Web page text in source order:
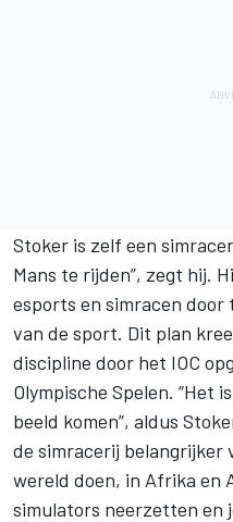
Stoker is zelf een
Mans te rijden”, zegt hij.
esports en simracen
van de sport. Dit plan
discipline door het IOC
Olympische Spelen. “Het
beeld komen”, aldus
de simracerij belangrijker
wereld doen, in Afrika en
simulators neerzetten en